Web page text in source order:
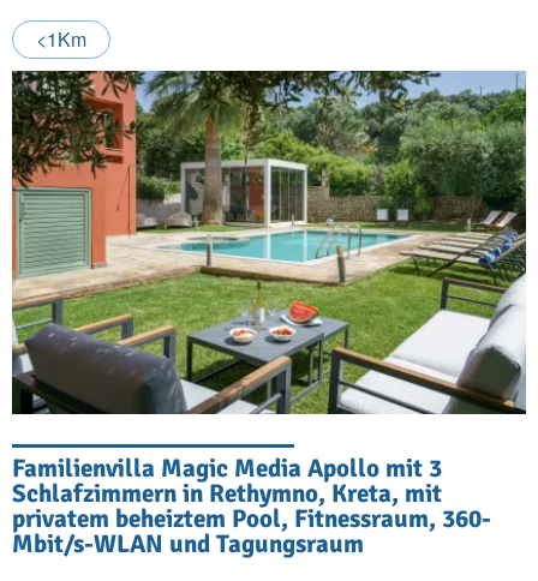
<1Km
Familienvilla Magic Media Apollo mit 3
Schlafzimmern in Rethymno, Kreta, mit
privatem beheiztem Pool, Fitnessraum, 360-
Mbit/s-WLAN und Tagungsraum